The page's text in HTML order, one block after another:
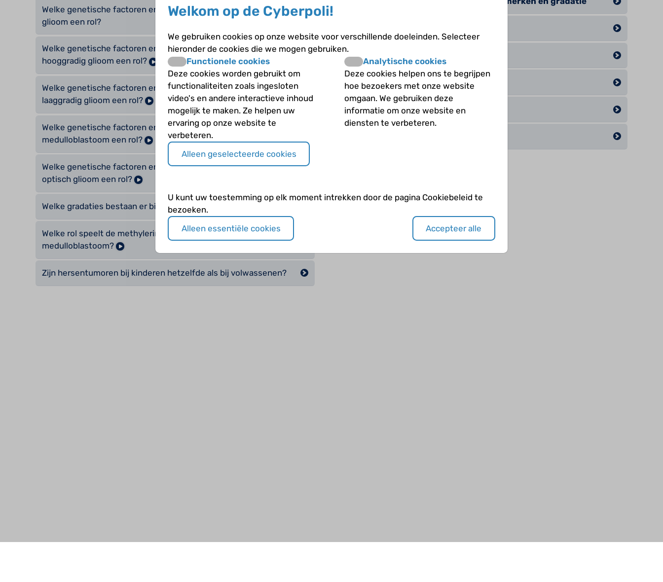
Welke genetische factoren en signaalroute spelen bij een diffuus
glioom een rol?
Welke genetische factoren en signaalroute spelen bij een
hooggradig glioom een rol?
Welke genetische factoren en signaalroute spelen bij een
laaggradig glioom een rol?
Welke genetische factoren en signaalroute spelen bij een
medulloblastoom een rol?
Welke genetische factoren en signaalroute spelen bij een
optisch glioom een rol?
Welke gradaties bestaan er bij hersentumoren?
Welke rol speelt de methylering bij een glioom en
medulloblastoom?
Zijn hersentumoren bij kinderen hetzelfde als bij volwassenen?
Het ontstaan van kanker
Klachten
Soorten hersentumoren
Welkom op de Cyberpoli!
We gebruiken cookies op onze website voor verschillende doeleinden. Selecteer
hieronder de cookies die we mogen gebruiken.
Functionele cookies
Deze cookies worden gebruikt om
functionaliteiten zoals ingesloten
video's en andere interactieve inhoud
mogelijk te maken. Ze helpen uw
ervaring op onze website te
verbeteren.
Analytische cookies
Deze cookies helpen ons te begrijpen
hoe bezoekers met onze website
omgaan. We gebruiken deze
informatie om onze website en
diensten te verbeteren.
Alleen geselecteerde cookies
U kunt uw toestemming op elk moment intrekken door de pagina Cookiebeleid te
bezoeken.
Alleen essentiële cookies
Accepteer alle